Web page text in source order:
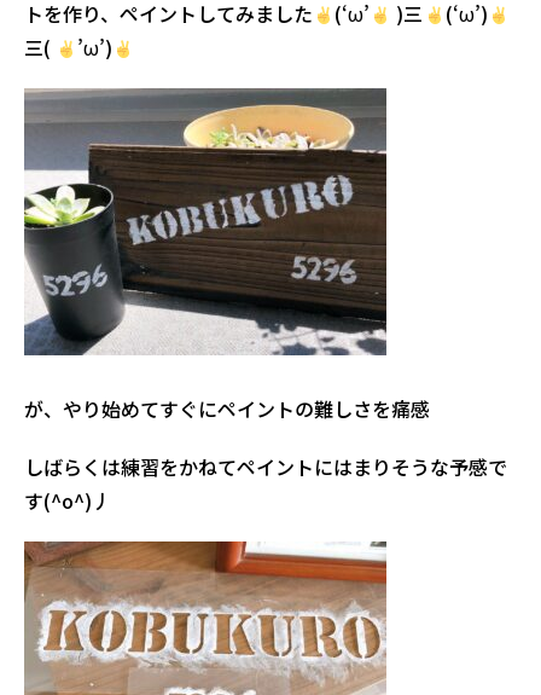
トを作り、ペイントしてみました
(‘ω’ )三
(‘ω’)
三(
’ω’)
が、やり始めてすぐにペイントの難しさを痛感
しばらくは練習をかねてペイントにはまりそうな予感で
す(^o^)丿